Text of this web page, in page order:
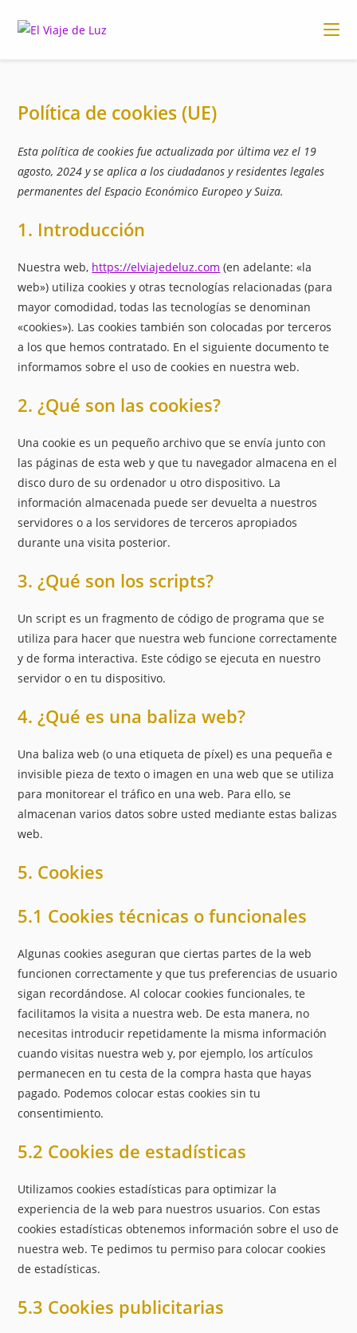
Política de cookies (UE)
Esta política de cookies fue actualizada por última vez el 19
agosto, 2024 y se aplica a los ciudadanos y residentes legales
permanentes del Espacio Económico Europeo y Suiza.
1. Introducción
Nuestra web, https://elviajedeluz.com (en adelante: «la
web») utiliza cookies y otras tecnologías relacionadas (para
mayor comodidad, todas las tecnologías se denominan
«cookies»). Las cookies también son colocadas por terceros
a los que hemos contratado. En el siguiente documento te
informamos sobre el uso de cookies en nuestra web.
2. ¿Qué son las cookies?
Una cookie es un pequeño archivo que se envía junto con
las páginas de esta web y que tu navegador almacena en el
disco duro de su ordenador u otro dispositivo. La
información almacenada puede ser devuelta a nuestros
servidores o a los servidores de terceros apropiados
durante una visita posterior.
3. ¿Qué son los scripts?
Un script es un fragmento de código de programa que se
utiliza para hacer que nuestra web funcione correctamente
y de forma interactiva. Este código se ejecuta en nuestro
servidor o en tu dispositivo.
4. ¿Qué es una baliza web?
Una baliza web (o una etiqueta de píxel) es una pequeña e
invisible pieza de texto o imagen en una web que se utiliza
para monitorear el tráfico en una web. Para ello, se
almacenan varios datos sobre usted mediante estas balizas
web.
5. Cookies
5.1 Cookies técnicas o funcionales
Algunas cookies aseguran que ciertas partes de la web
funcionen correctamente y que tus preferencias de usuario
sigan recordándose. Al colocar cookies funcionales, te
facilitamos la visita a nuestra web. De esta manera, no
necesitas introducir repetidamente la misma información
cuando visitas nuestra web y, por ejemplo, los artículos
permanecen en tu cesta de la compra hasta que hayas
pagado. Podemos colocar estas cookies sin tu
consentimiento.
5.2 Cookies de estadísticas
Utilizamos cookies estadísticas para optimizar la
experiencia de la web para nuestros usuarios. Con estas
cookies estadísticas obtenemos información sobre el uso de
nuestra web. Te pedimos tu permiso para colocar cookies
de estadísticas.
5.3 Cookies publicitarias